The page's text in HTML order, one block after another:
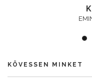
KÖVESSEN MINKET